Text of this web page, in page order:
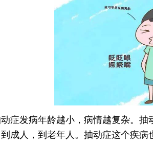
发病年龄越小，病情越复杂。抽
成人，到老年人。抽动症这个疾